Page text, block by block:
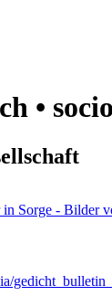
•
in Sorge - Bilder